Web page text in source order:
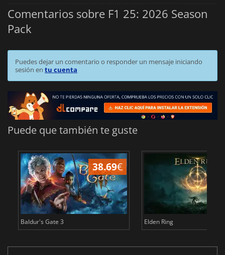
Comentarios sobre F1 25: 2026 Season
Pack
Puedes dejar un comentario o responder un mensaje iniciando
sesión en tu cuenta
Puede que también te guste
38.69€
Baldur's Gate 3 Elden Ring